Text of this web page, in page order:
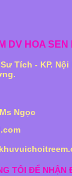
DV HOA SEN
Tích - KP. Nội
Ngọc
TÔI ĐỂ NHẬN